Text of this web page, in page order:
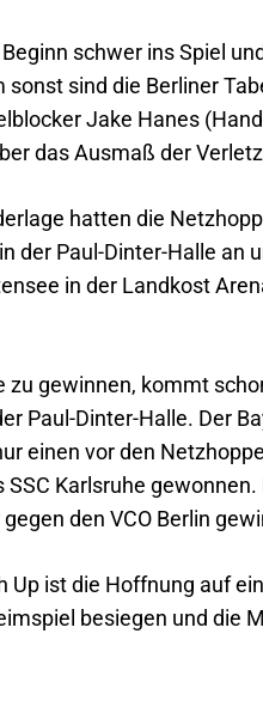
schwer ins Spiel
sind die Berliner
Jake Hanes
das Ausmaß der
hatten die
der Paul-Dinter-Halle
in der Landkost
zu gewinnen, kommt
Paul-Dinter-Halle. Der
einen vor den
SSC Karlsruhe
den VCO Berlin
Up ist die Hoffnung auf
besiegen und die